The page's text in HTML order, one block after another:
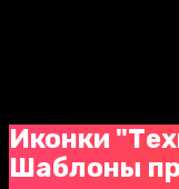
Иконки
Шаблоны